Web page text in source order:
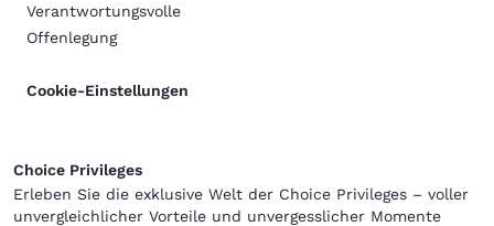
Verantwortungsvolle
Offenlegung
Cookie-Einstellungen
Choice Privileges
Erleben Sie die exklusive Welt der Choice Privileges – voller
unvergleichlicher Vorteile und unvergesslicher Momente